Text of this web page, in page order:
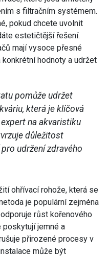
s filtračním systémem.
pokud chcete uvolnit
estetičtější řešení.
mají vysoce přesné
hodnoty a udržet
pomůže udržet
která je klíčová
na akvaristiku
důležitost
udržení zdravého
ohřívací rohože, která se
je populární zejména
růst kořenového
poskytují jemné a
přirozené procesy v
může být